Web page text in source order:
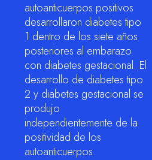
autoanticuerpos positivos
desarrollaron diabetes tipo
1 dentro de los siete años
posteriores al embarazo
con diabetes gestacional. El
desarrollo de diabetes tipo
2 y diabetes gestacional se
produjo
independientemente de la
positividad de los
autoanticuerpos.